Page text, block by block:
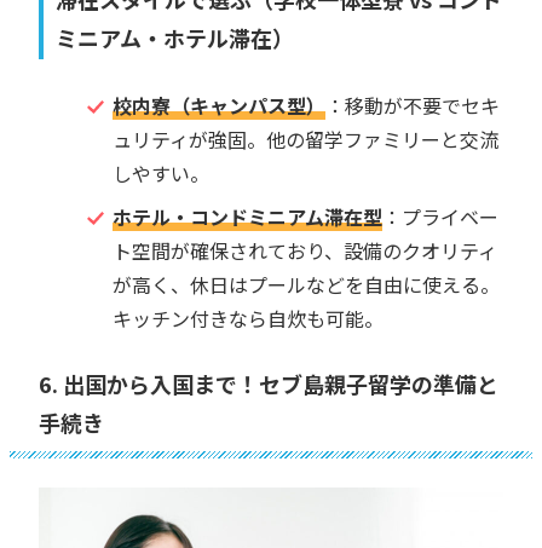
ミニアム・ホテル滞在）
校内寮（キャンパス型）：移動が不要でセキ
ュリティが強固。他の留学ファミリーと交流
しやすい。
ホテル・コンドミニアム滞在型：プライベー
ト空間が確保されており、設備のクオリティ
が高く、休日はプールなどを自由に使える。
キッチン付きなら自炊も可能。
6. 出国から入国まで！セブ島親子留学の準備と
手続き